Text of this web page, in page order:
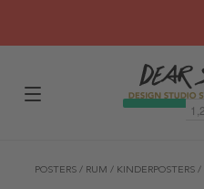
POSTERS / RUM / KINDERPOSTERS /